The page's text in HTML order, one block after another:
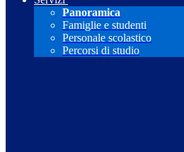
Panoramica
Famiglie e studenti
Personale scolastico
Percorsi di studio